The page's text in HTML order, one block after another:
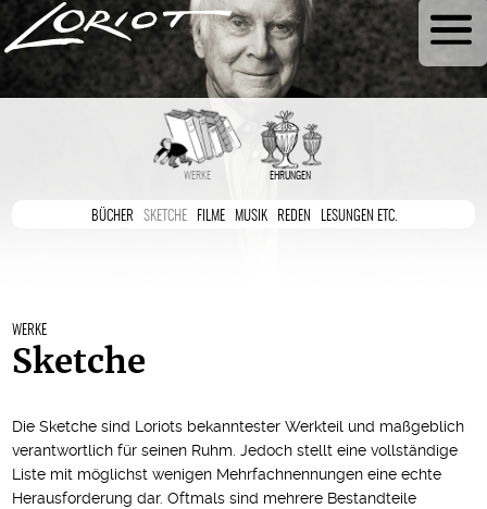
WERKE EHRUNGEN
BÜCHER SKETCHE FILME MUSIK REDEN LESUNGEN ETC.
WERKE
Sketche
Die Sketche sind Loriots bekanntester Werkteil und maßgeblich
verantwortlich für seinen Ruhm. Jedoch stellt eine vollständige
Liste mit möglichst wenigen Mehrfachnennungen eine echte
Herausforderung dar. Oftmals sind mehrere Bestandteile